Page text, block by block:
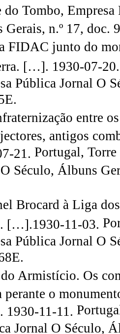
Tombo,
Gerais, n.º 17, doc.
FIDAC junto do
[…]. 1930-07-20.
Pública Jornal O
entre
antigos
21.
Portugal,
Século, Álbuns
Brocard à Liga
[…].1930-11-03.
Pública Jornal O
Armistício. Os
perante o
1930-11-11.
Jornal O Século,